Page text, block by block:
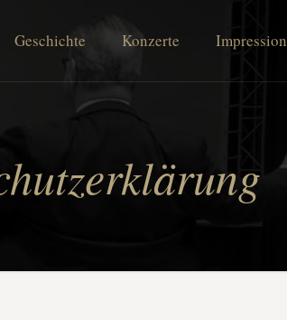
Geschichte Konzerte